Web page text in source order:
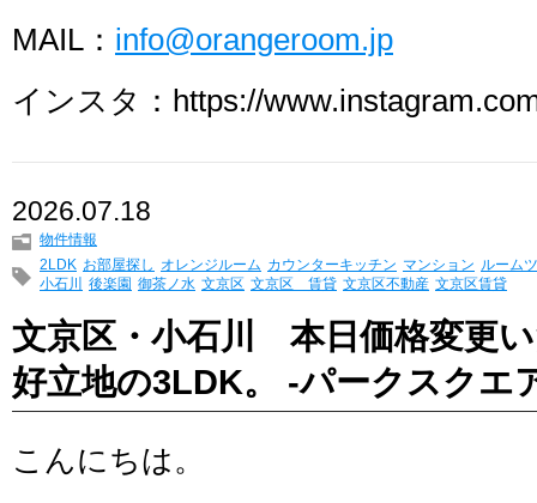
MAIL： info@orangeroom.jp
インスタ：https://
2026.07.18
物件情報
2LDK お部屋探し オレンジルーム カウンターキッチン マンション ルーム
小石川
後楽園 御茶ノ水 文京区 文京区 賃貸 文京区不動産 文京区賃貸
文京区・小石川 本日価格変更
好立地の3LDK。 -パークスクエ
こんにちは。